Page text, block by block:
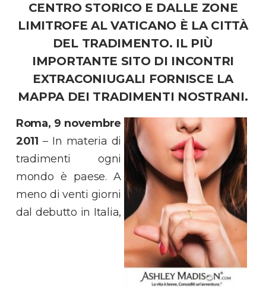
CENTRO STORICO E DALLE ZONE
LIMITROFE AL VATICANO È LA CITTÀ
DEL TRADIMENTO. IL PIÙ
IMPORTANTE SITO DI INCONTRI
EXTRACONIUGALI FORNISCE LA
MAPPA DEI TRADIMENTI NOSTRANI.
Roma, 9 novembre
2011 – In materia di
tradimenti ogni
mondo è paese. A
meno di venti giorni
dal debutto in Italia,